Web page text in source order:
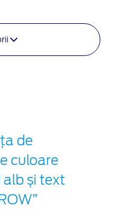
de
culoare
alb și text